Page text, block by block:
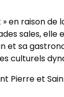
en raison
sales,
sa
culturels
Pierre et